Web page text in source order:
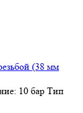
(38 мм
10 бар Тип